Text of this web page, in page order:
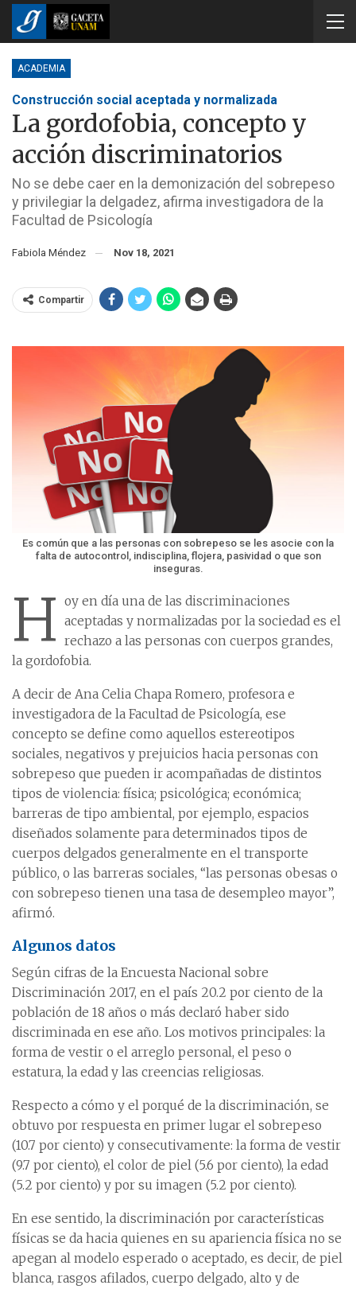
ACADEMIA
Construcción social aceptada y normalizada
La gordofobia, concepto y
acción discriminatorios
No se debe caer en la demonización del sobrepeso
y privilegiar la delgadez, afirma investigadora de la
Facultad de Psicología
Fabiola Méndez Nov 18, 2021
Compartir
Es común que a las personas con sobrepeso se les asocie con la
falta de autocontrol, indisciplina, flojera, pasividad o que son
inseguras.
H oy en día una de las discriminaciones
aceptadas y normalizadas por la sociedad es el
rechazo a las personas con cuerpos grandes,
la gordofobia.
A decir de Ana Celia Chapa Romero, profesora e
investigadora de la Facultad de Psicología, ese
concepto se define como aquellos estereotipos
sociales, negativos y prejuicios hacia personas con
sobrepeso que pueden ir acompañadas de distintos
tipos de violencia: física; psicológica; económica;
barreras de tipo ambiental, por ejemplo, espacios
diseñados solamente para determinados tipos de
cuerpos delgados generalmente en el transporte
público, o las barreras sociales, “las personas obesas o
con sobrepeso tienen una tasa de desempleo mayor”,
afirmó.
Algunos datos
Según cifras de la Encuesta Nacional sobre
Discriminación 2017, en el país 20.2 por ciento de la
población de 18 años o más declaró haber sido
discriminada en ese año. Los motivos principales: la
forma de vestir o el arreglo personal, el peso o
estatura, la edad y las creencias religiosas.
Respecto a cómo y el porqué de la discriminación, se
obtuvo por respuesta en primer lugar el sobrepeso
(10.7 por ciento) y consecutivamente: la forma de vestir
(9.7 por ciento), el color de piel (5.6 por ciento), la edad
(5.2 por ciento) y por su imagen (5.2 por ciento).
En ese sentido, la discriminación por características
físicas se da hacia quienes en su apariencia física no se
apegan al modelo esperado o aceptado, es decir, de piel
blanca, rasgos afilados, cuerpo delgado, alto y de